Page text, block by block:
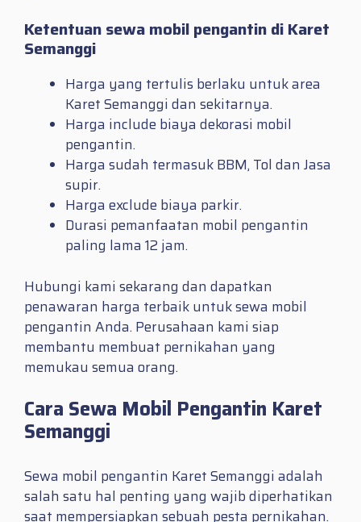
Ketentuan sewa mobil pengantin di Karet
Semanggi
Harga yang tertulis berlaku untuk area
Karet Semanggi dan sekitarnya.
Harga include biaya dekorasi mobil
pengantin.
Harga sudah termasuk BBM, Tol dan Jasa
supir.
Harga exclude biaya parkir.
Durasi pemanfaatan mobil pengantin
paling lama 12 jam.
Hubungi kami sekarang dan dapatkan
penawaran harga terbaik untuk sewa mobil
pengantin Anda. Perusahaan kami siap
membantu membuat pernikahan yang
memukau semua orang.
Cara Sewa Mobil Pengantin Karet
Semanggi
Sewa mobil pengantin Karet Semanggi adalah
salah satu hal penting yang wajib diperhatikan
saat mempersiapkan sebuah pesta pernikahan.